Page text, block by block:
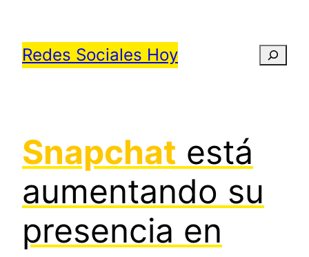
contenido
Redes Sociales Hoy
Snapchat está
aumentando su
presencia en